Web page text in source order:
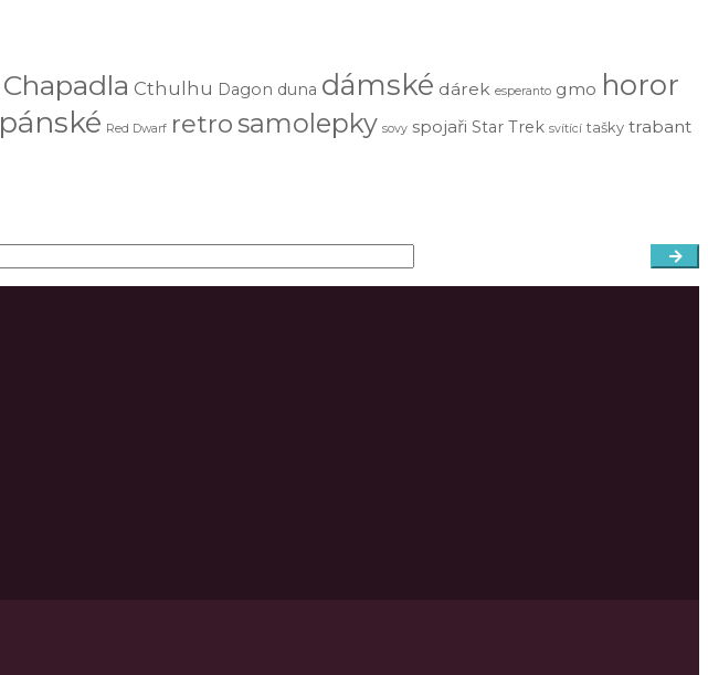
Chapadla Cthulhu Dagon duna dámské dárek esperanto gmo horor
pánské Red Dwarf retrosamolepky sovy spojaři Star Trek svítící tašky trabant